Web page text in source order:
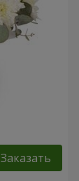
Заказать